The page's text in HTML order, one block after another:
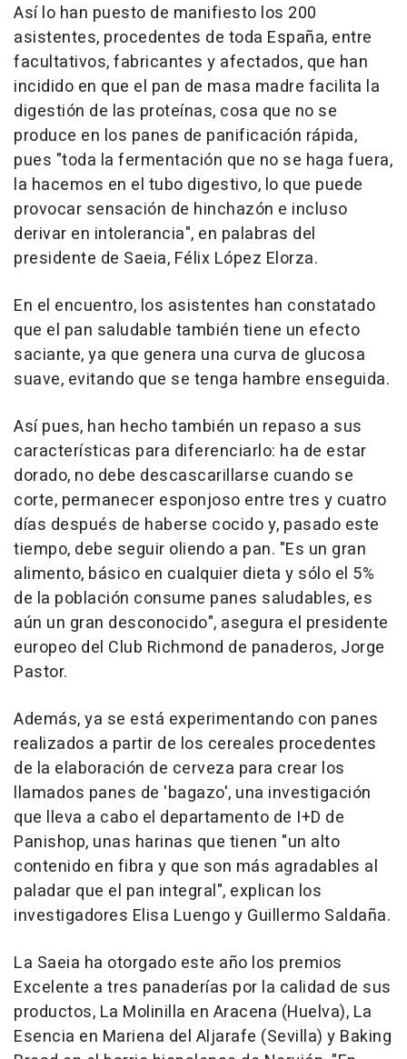
Así lo han puesto de manifiesto los 200
asistentes, procedentes de toda España, entre
facultativos, fabricantes y afectados, que han
incidido en que el pan de masa madre facilita la
digestión de las proteínas, cosa que no se
produce en los panes de panificación rápida,
pues "toda la fermentación que no se haga fuera,
la hacemos en el tubo digestivo, lo que puede
provocar sensación de hinchazón e incluso
derivar en intolerancia", en palabras del
presidente de Saeia, Félix López Elorza.
En el encuentro, los asistentes han constatado
que el pan saludable también tiene un efecto
saciante, ya que genera una curva de glucosa
suave, evitando que se tenga hambre enseguida.
Así pues, han hecho también un repaso a sus
características para diferenciarlo: ha de estar
dorado, no debe descascarillarse cuando se
corte, permanecer esponjoso entre tres y cuatro
días después de haberse cocido y, pasado este
tiempo, debe seguir oliendo a pan. "Es un gran
alimento, básico en cualquier dieta y sólo el 5%
de la población consume panes saludables, es
aún un gran desconocido", asegura el presidente
europeo del Club Richmond de panaderos, Jorge
Pastor.
Además, ya se está experimentando con panes
realizados a partir de los cereales procedentes
de la elaboración de cerveza para crear los
llamados panes de 'bagazo', una investigación
que lleva a cabo el departamento de I+D de
Panishop, unas harinas que tienen "un alto
contenido en fibra y que son más agradables al
paladar que el pan integral", explican los
investigadores Elisa Luengo y Guillermo Saldaña.
La Saeia ha otorgado este año los premios
Excelente a tres panaderías por la calidad de sus
productos, La Molinilla en Aracena (Huelva), La
Esencia en Mariena del Aljarafe (Sevilla) y Baking